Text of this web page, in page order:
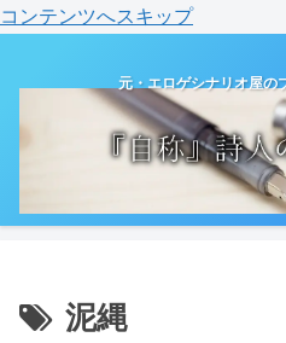
コンテンツへスキップ
元・エロゲシナリオ屋の
泥縄